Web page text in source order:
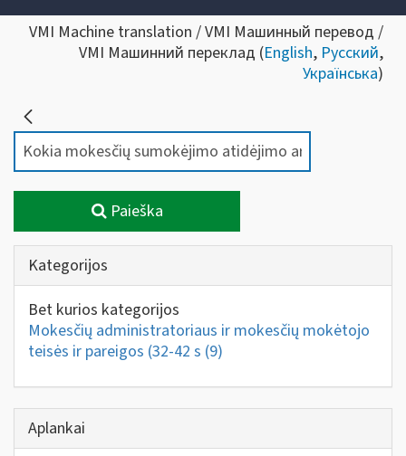
VMI Machine translation / VMI Машинный перевод /
VMI Машинний переклад (English, Русский,
Українська)
Paieška
Kategorijos
Bet kurios kategorijos
Mokesčių administratoriaus ir mokesčių mokėtojo
teisės ir pareigos (32-42 s (9)
Aplankai